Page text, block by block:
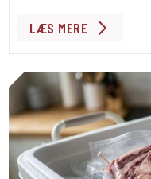
LÆS MERE